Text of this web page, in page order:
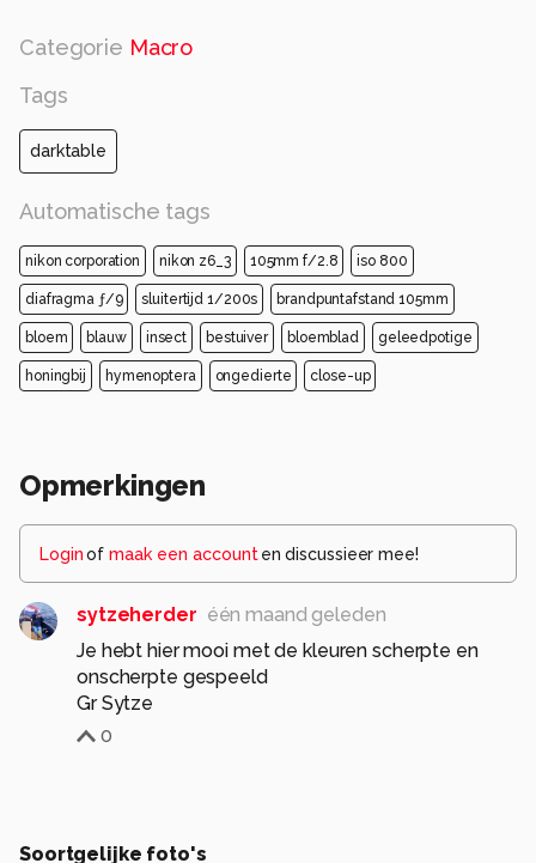
Categorie Macro
Tags
darktable
Automatische tags
nikon corporation nikon z6_3 105mm f/2.8 iso 800
diafragma ƒ/9 sluitertijd 1/200s brandpuntafstand 105mm
bloem blauw insect bestuiver bloemblad geleedpotige
honingbij hymenoptera ongedierte close-up
Opmerkingen
Loginof maak een account en discussieer mee!
sytzeherder één maand geleden
Je hebt hier mooi met de kleuren scherpte en
onscherpte gespeeld
Gr Sytze
0
Soortgelijke foto's